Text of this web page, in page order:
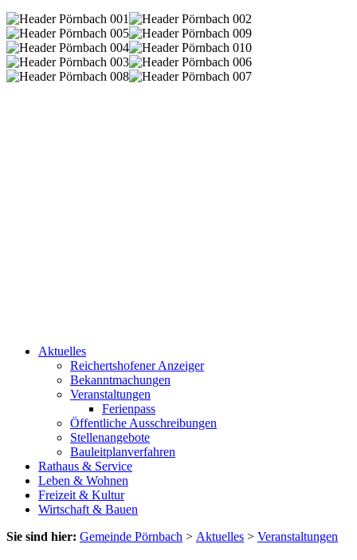
Aktuelles
Reichertshofener Anzeiger
Bekanntmachungen
Veranstaltungen
Ferienpass
Öffentliche Ausschreibungen
Stellenangebote
Bauleitplanverfahren
Rathaus & Service
Leben & Wohnen
Freizeit & Kultur
Wirtschaft & Bauen
Sie sind hier: Gemeinde Pörnbach > Aktuelles > Veranstaltungen